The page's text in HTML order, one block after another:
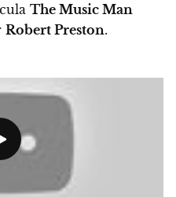
The Music Man
Robert Preston.